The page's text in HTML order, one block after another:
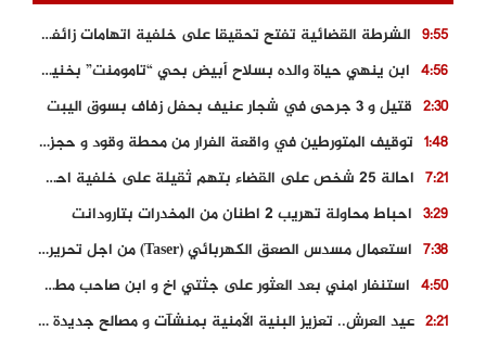
9:55
الشرطة القضائية تفتح تحقيقا على خلفية اتهامات زائفة أدلت بها مرشحة للهجرة السرية
4:56
ابن ينهي حياة والده بسلاح أبيض بحي “تامومنت” بخنيفرة
2:30 قتيل و 3 جرحى في شجار عنيف بحفل زفاف بسوق اليبت
1:48
توقيف المتورطين في واقعة الفرار من محطة وقود و حجز السيارة
7:21
احالة 25 شخص على القضاء بتهم ثقيلة على خلفية احداث المناطق الشمالية
3:29 احباط محاولة تهريب 2 اطنان من المخدرات بتارودانت
7:38
استعمال مسدس الصعق الكهربائي (Taser) من اجل تحرير شابة محتجزة
4:50
استنفار امني بعد العثور على جثتي اخ و ابن صاحب مطعم اسماك مشهور بطنجة
2:21
عيد العرش.. تعزيز البنية الأمنية بمنشآت و مصالح جديدة بكل من الحسيمة – فاس و الناظور